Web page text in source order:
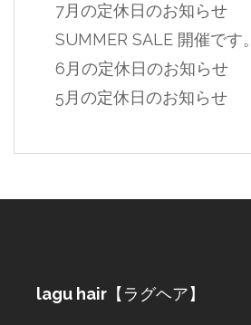
7月の定休日のお知らせ
SUMMER SALE 開催です。
6月の定休日のお知らせ
5月の定休日のお知らせ
lagu hair 【ラグヘア】